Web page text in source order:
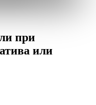
при
или